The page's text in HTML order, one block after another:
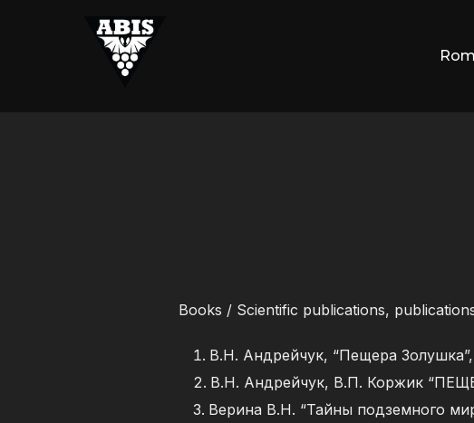
Books / Scientific publications,
В.Н. Андрейчук, “Пещера
В.Н. Андрейчук, В.П. Коржик
Верина В.Н. “Тайны подземного